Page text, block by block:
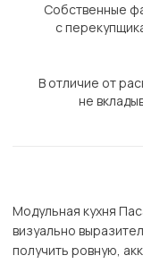
Собственные
с
В отличие от
не
Модульная кухня
визуально
получить ровную,